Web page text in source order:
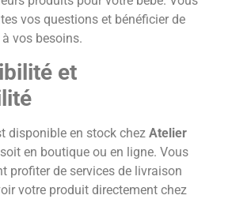
vos questions et bénéficier de
vos besoins.
et
disponible en stock chez Atelier
en boutique ou en ligne. Vous
profiter de services de livraison
votre produit directement chez